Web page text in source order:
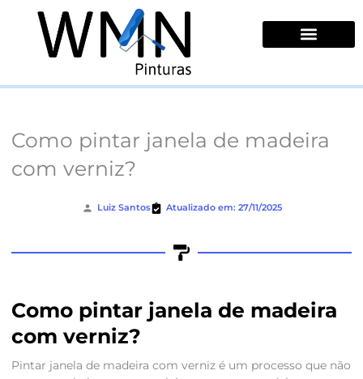
conteúdo
Como pintar janela de madeira
com verniz?
Luiz Santos Atualizado em: 27/11/2025
Como pintar janela de madeira
com verniz?
Pintar janela de madeira com verniz é um processo que não